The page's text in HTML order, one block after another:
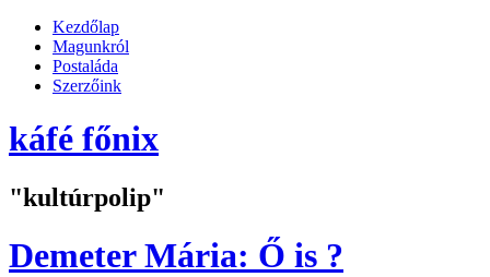
Kezdőlap
Magunkról
Postaláda
Szerzőink
káfé főnix
"kultúrpolip"
Demeter Mária: Ő is ?